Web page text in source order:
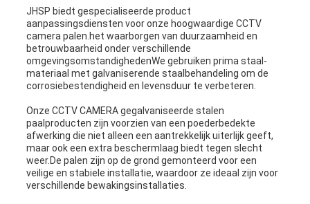
JHSP biedt gespecialiseerde product
aanpassingsdiensten voor onze hoogwaardige CCTV
camera palen.het waarborgen van duurzaamheid en
betrouwbaarheid onder verschillende
omgevingsomstandighedenWe gebruiken prima staal-
materiaal met galvaniserende staalbehandeling om de
corrosiebestendigheid en levensduur te verbeteren.
Onze CCTV CAMERA gegalvaniseerde stalen
paalproducten zijn voorzien van een poederbedekte
afwerking die niet alleen een aantrekkelijk uiterlijk geeft,
maar ook een extra beschermlaag biedt tegen slecht
weer.De palen zijn op de grond gemonteerd voor een
veilige en stabiele installatie, waardoor ze ideaal zijn voor
verschillende bewakingsinstallaties.